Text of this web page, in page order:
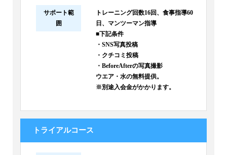
サポート範
囲
トレーニング回数16回、食事指導60
日、マンツーマン指導
■下記条件
・SNS写真投稿
・クチコミ投稿
・BeforeAfterの写真撮影
ウエア・水の無料提供。
※別途入会金がかかります。
トライアルコース